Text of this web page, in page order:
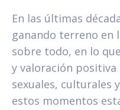
En las últimas
ganando terreno en
sobre todo, en lo
y valoración positiva
sexuales, culturales
estos momentos